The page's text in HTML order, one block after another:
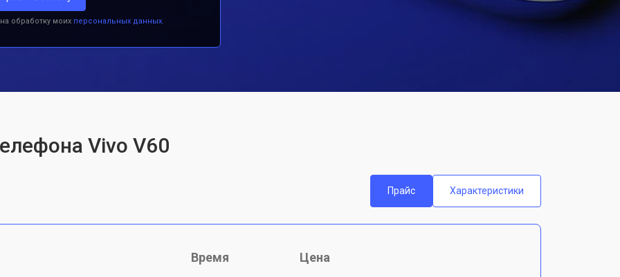
обработку моих персональных данных.
Vivo V60
Прайс
Характеристики
Время Цена